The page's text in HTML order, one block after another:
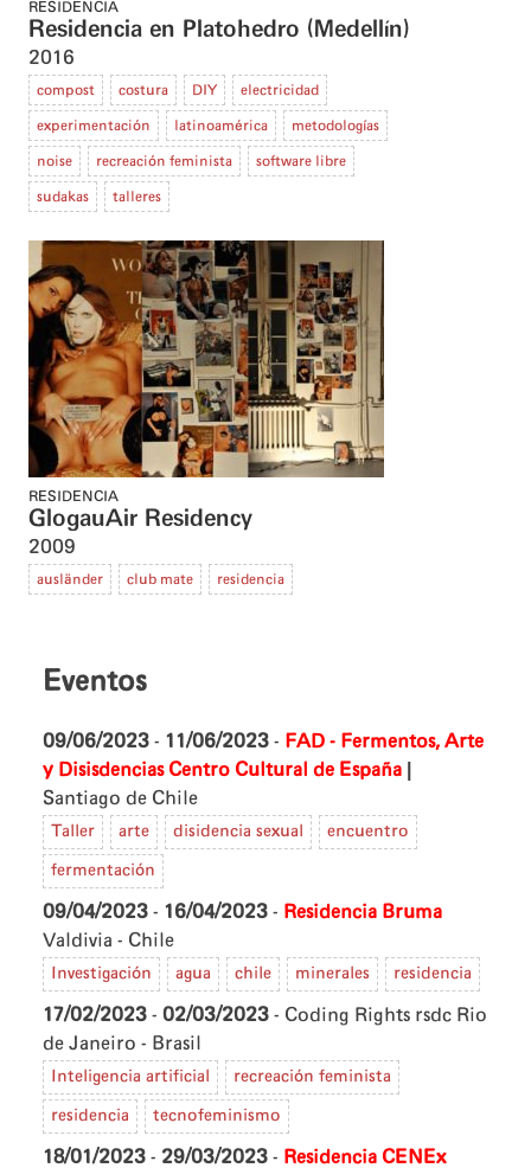
RESIDENCIA
Residencia en Platohedro (Medellín)
2016
compost costura DIY electricidad
experimentación latinoamérica metodologías
noise recreación feminista software libre
sudakas talleres
RESIDENCIA
GlogauAir Residency
2009
ausländer club mate residencia
Eventos
09/06/2023 - 11/06/2023 - FAD - Fermentos, Arte
y Disisdencias Centro Cultural de España
Santiago de Chile
Taller arte disidencia sexual encuentro
fermentación
09/04/2023 - 16/04/2023 - Residencia Bruma
Valdivia - Chile
Investigación agua chile minerales residencia
17/02/2023 - 02/03/2023 - Coding Rights rsdc Rio
de Janeiro - Brasil
Inteligencia artificial recreación feminista
residencia tecnofeminismo
18/01/2023 - 29/03/2023 - Residencia CENEx